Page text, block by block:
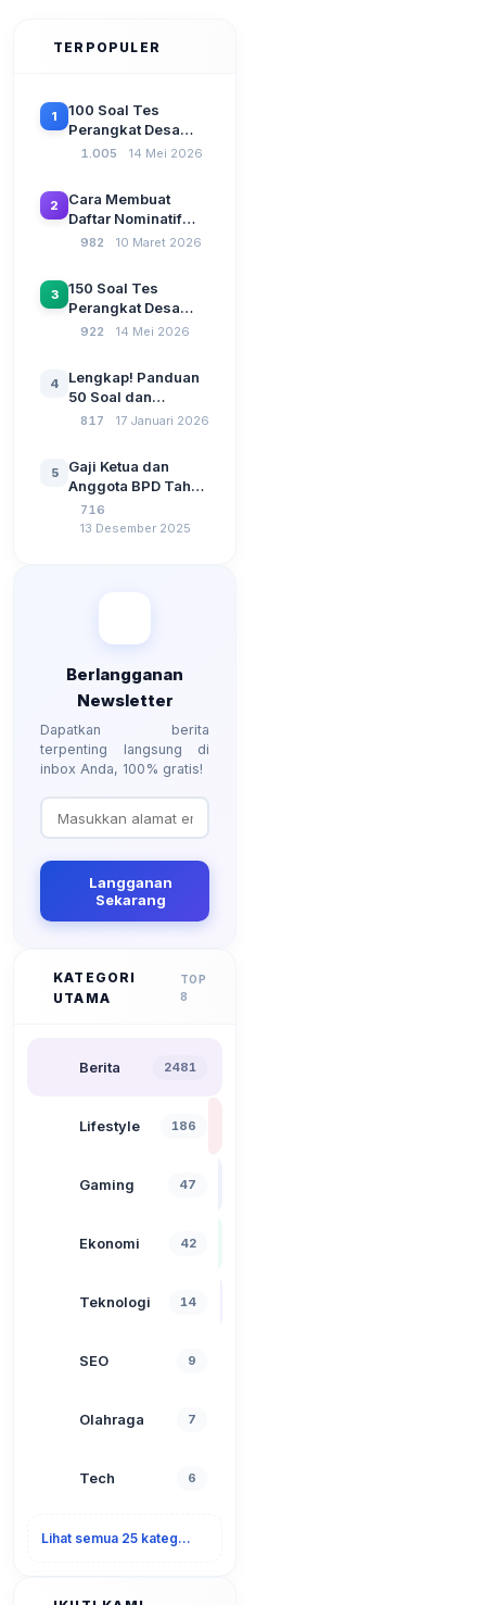
TERPOPULER
1
100 Soal Tes
Perangkat Desa
Terbaru 2026
CAT Berbasis UU
Desa No. 3 Tahun
2024
1.005 14 Mei 2026
2
Cara Membuat
Daftar Nominatif
Siltap di Aplikasi
SPP Pencairan
Dana Desa
982 10 Maret 2026
3
150 Soal Tes
Perangkat Desa
2026: Administrasi
Kebangsaan, dan
Komputer Beserta
Jawaban Paling
922 14 Mei 2026
4
Lengkap! Panduan
50 Soal dan
Jawaban Tes
Berdasarkan UU No
3 Tahun 2024
817 17 Januari 2026
5
Gaji Ketua dan
Anggota BPD Tahun
2026, Berapa
Besarannya? Ada
716
13 Desember 2025
Berlangganan
Newsletter
Dapatkan berita
terpenting langsung di
inbox Anda, 100% gratis!
Langganan
Sekarang
KATEGORI
UTAMA
TOP
8
Berita 2481
Lifestyle 186
Gaming 47
Ekonomi 42
Teknologi 14
SEO 9
Olahraga 7
Tech 6
Lihat semua 25 kategori